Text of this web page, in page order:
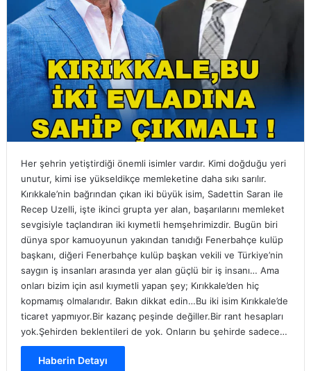
Her şehrin yetiştirdiği önemli isimler vardır. Kimi doğduğu yeri
unutur, kimi ise yükseldikçe memleketine daha sıkı sarılır.
Kırıkkale’nin bağrından çıkan iki büyük isim, Sadettin Saran ile
Recep Uzelli, işte ikinci grupta yer alan, başarılarını memleket
sevgisiyle taçlandıran iki kıymetli hemşehrimizdir. Bugün biri
dünya spor kamuoyunun yakından tanıdığı Fenerbahçe kulüp
başkanı, diğeri Fenerbahçe kulüp başkan vekili ve Türkiye’nin
saygın iş insanları arasında yer alan güçlü bir iş insanı… Ama
onları bizim için asıl kıymetli yapan şey; Kırıkkale’den hiç
kopmamış olmalarıdır. Bakın dikkat edin…Bu iki isim Kırıkkale’de
ticaret yapmıyor.Bir kazanç peşinde değiller.Bir rant hesapları
yok.Şehirden beklentileri de yok. Onların bu şehirde sadece…
Haberin Detayı